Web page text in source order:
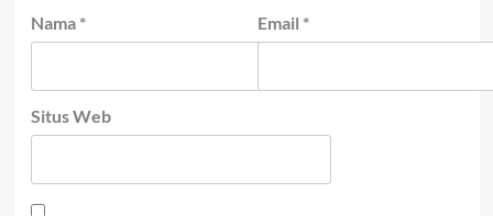
Nama * Email *
Situs Web